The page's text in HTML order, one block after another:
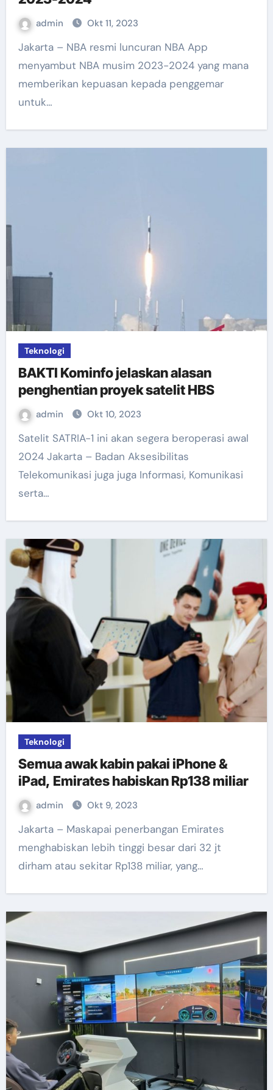
admin Okt 11, 2023
Jakarta – NBA resmi luncuran NBA App
menyambut NBA musim 2023-2024 yang mana
memberikan kepuasan kepada penggemar
untuk…
Teknologi
BAKTI Kominfo jelaskan alasan
penghentian proyek satelit HBS
admin Okt 10, 2023
Satelit SATRIA-1 ini akan segera beroperasi awal
2024 Jakarta – Badan Aksesibilitas
Telekomunikasi juga juga Informasi, Komunikasi
serta…
Teknologi
Semua awak kabin pakai iPhone &
iPad, Emirates habiskan Rp138 miliar
admin Okt 9, 2023
Jakarta – Maskapai penerbangan Emirates
menghabiskan lebih tinggi besar dari 32 jt
dirham atau sekitar Rp138 miliar, yang…